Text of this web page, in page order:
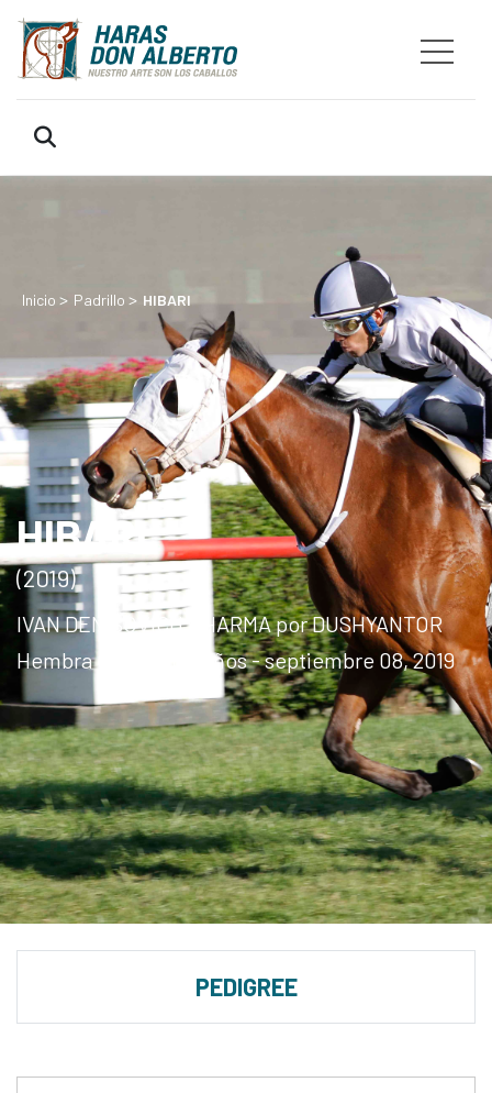
Inicio > Padrillo > HIBARI
HIBARI
(2019)
IVAN DENISOVICH y HARMA por DUSHYANTOR
Hembra Colorado 7 años - septiembre 08, 2019
PEDIGREE